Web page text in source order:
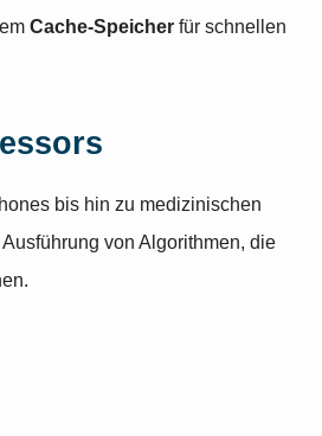
Cache-Speicher für schnellen
bis hin zu medizinischen
von Algorithmen, die